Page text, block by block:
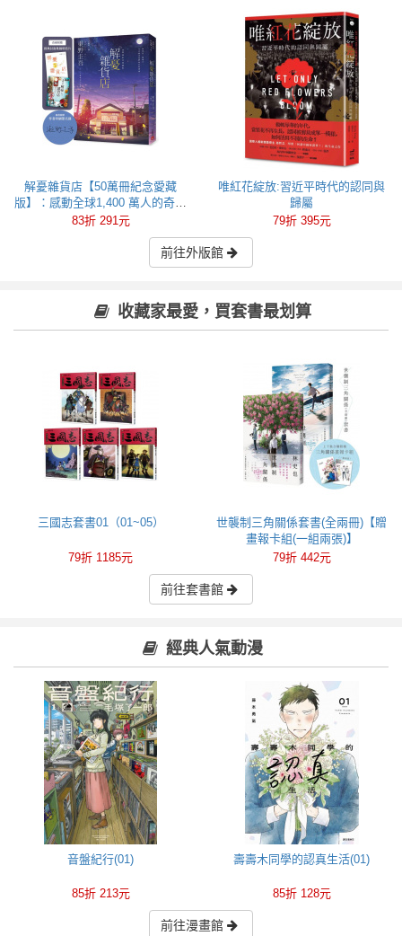
解憂雜貨店【50萬冊紀念愛藏
版】：感動全球1,400 萬人的奇蹟
之書，東野圭吾最令人感動落淚
83折 291元
唯紅花綻放:習近平時代的認同與
歸屬
79折 395元
前往外版館
收藏家最愛，買套書最划算
三國志套書01（01~05）
79折 1185元
世襲制三角關係套書(全兩冊)【贈
畫報卡組(一組兩張)】
79折 442元
前往套書館
經典人氣動漫
音盤紀行(01)
85折 213元
壽壽木同學的認真生活(01)
85折 128元
前往漫畫館